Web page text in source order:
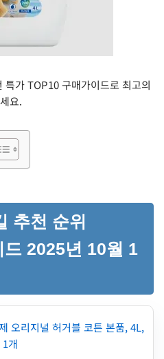
가 TOP10 구매가이드로 최고의
요.
추천 순위
2025년 10월 1